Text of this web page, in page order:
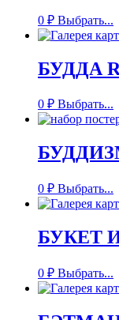
0 ₽ Выбрать...
БУДДА
0 ₽ Выбрать...
0 ₽ Выбрать...
БУКЕТ
0 ₽ Выбрать...